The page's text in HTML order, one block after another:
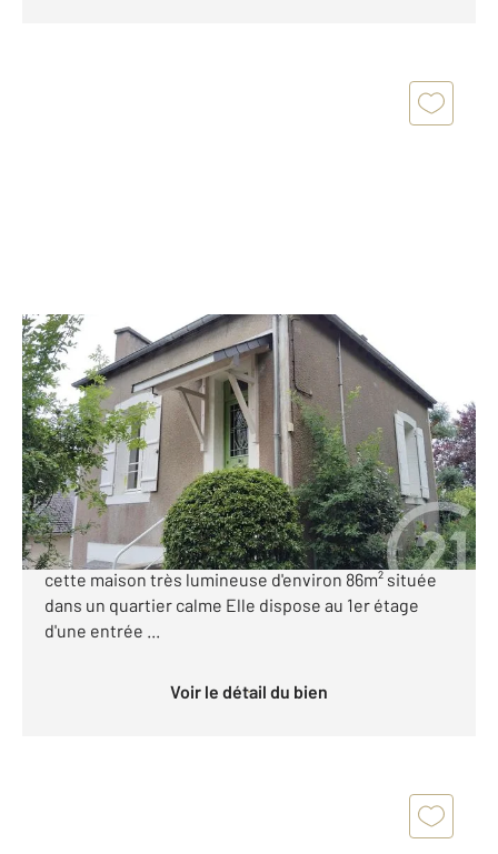
ST PAIR SUR MER 50
86,50 m2, 5 pièces
Ref : 42029
Maison à vendre
255 000 €
CENTURY 21 Royer Immo vous propose à SAINT PAIR
SUR MER à 800 mètres du centre-ville et de la plage
cette maison très lumineuse d'environ 86m² située
dans un quartier calme Elle dispose au 1er étage
d'une entrée ...
Voir le détail du bien